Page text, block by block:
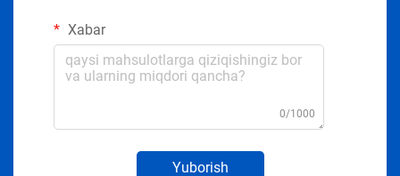
Xabar
0/1000
Yuborish